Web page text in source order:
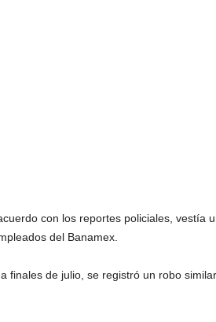
con los reportes policiales,
del Banamex.
finales de julio, se registró un robo